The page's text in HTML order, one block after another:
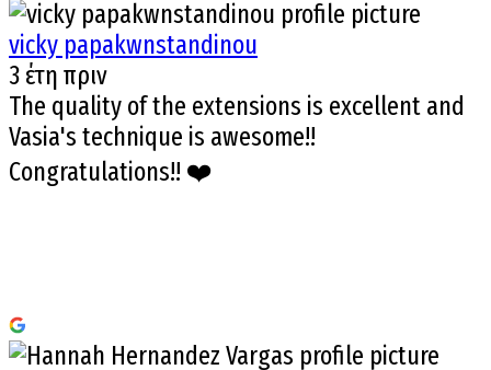
vicky papakwnstandinou
3 έτη πριν
The quality of the extensions is excellent and
Vasia's technique is awesome!!
Congratulations!! ❤️